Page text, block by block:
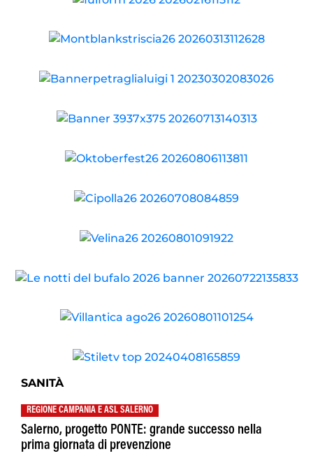
SANITÀ
REGIONE CAMPANIA E ASL SALERNO
Salerno, progetto PONTE: grande successo nella
prima giornata di prevenzione